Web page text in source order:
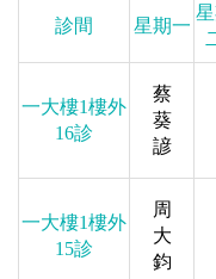
診間 星期一
一大樓1樓外
16診
蔡
葵
諺
一大樓1樓外
15診
周
大
鈞